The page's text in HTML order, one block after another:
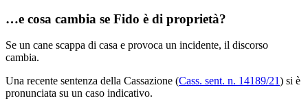
…e cosa cambia se Fido è di proprietà?
Se un cane scappa di casa e provoca un incidente, il discorso
cambia.
Una recente sentenza della Cassazione (Cass. sent. n. 14189/21) si è
pronunciata su un caso indicativo.